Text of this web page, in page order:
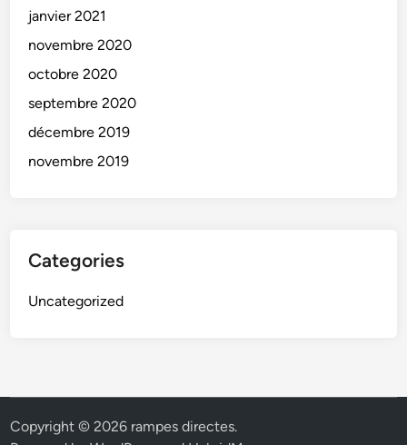
janvier 2021
novembre 2020
octobre 2020
septembre 2020
décembre 2019
novembre 2019
Categories
Uncategorized
Copyright © 2026 rampes directes.